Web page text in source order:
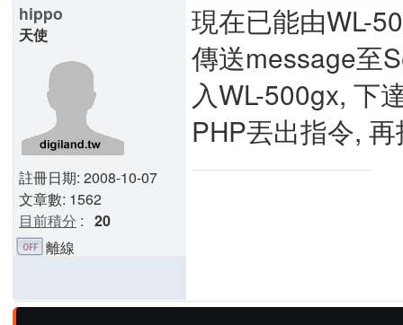
hippo
天使
註冊日期: 2008-10-07
文章數: 1562
目前積分 : 20
現在已能由WL-
傳送message至
入WL-500gx, 下
PHP丟出指令,
離線